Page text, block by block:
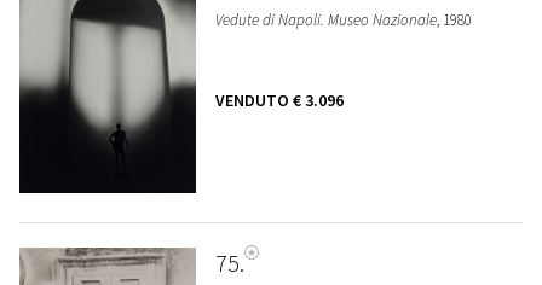
Vedute di Napoli. Museo Nazionale, 1980
VENDUTO € 3.096
75